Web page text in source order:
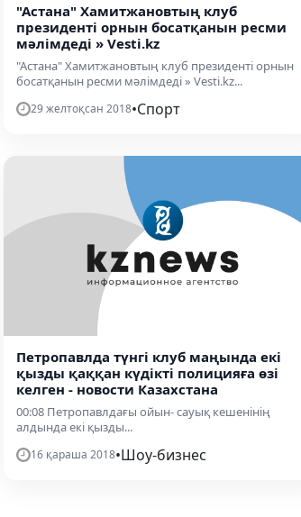
"Астана" Хамитжановтың клуб
президенті орнын босатқанын ресми
мәлімдеді » Vesti.kz
"Астана" Хамитжановтың клуб президенті орнын
босатқанын ресми мәлімдеді » Vesti.kz...
29 желтоқсан 2018•Спорт
Петропавлда түнгі клуб маңында екі
қызды қаққан күдікті полицияға өзі
келген - новости Казахстана
00:08 Петропавлдағы ойын- сауық кешенінің
алдында екі қызды...
16 қараша 2018•Шоу-бизнес